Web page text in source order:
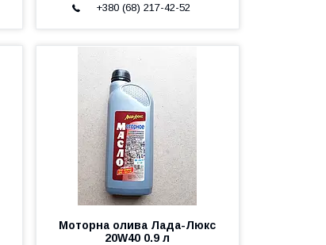
+380 (68) 217-42-52
Моторна олива Лада-Люкс
20W40 0.9 л